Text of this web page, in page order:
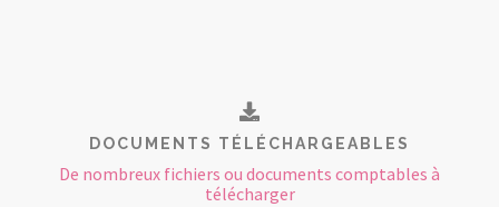
DOCUMENTS TÉLÉCHARGEABLES
De nombreux fichiers ou documents comptables à
télécharger